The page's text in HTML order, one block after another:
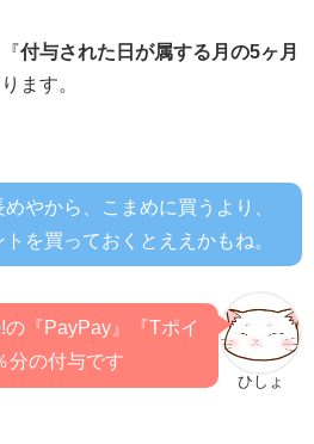
付与された日が属する月の5ヶ月
ます。
やから、こまめに買うより、
を買っておくとええかもね。
ひしょ
『PayPay』『Tポイ
分の付与です